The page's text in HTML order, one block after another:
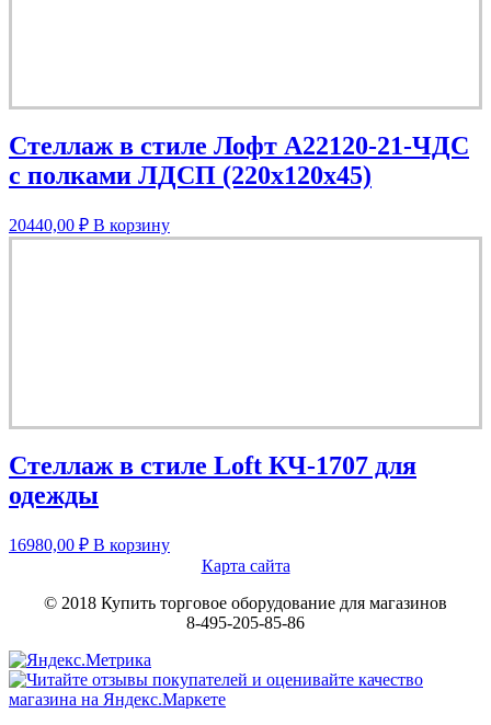
Стеллаж в стиле Лофт A22120-21-ЧДС
с полками ЛДСП (220х120х45)
20440,00 ₽ В корзину
Стеллаж в стиле Loft КЧ-1707 для
одежды
16980,00 ₽ В корзину
Карта сайта
© 2018 Купить торговое оборудование для магазинов
8-495-205-85-86